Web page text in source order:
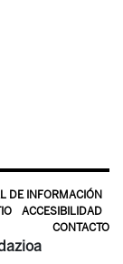
DE INFORMACIÓN
ACCESIBILIDAD
CONTACTO